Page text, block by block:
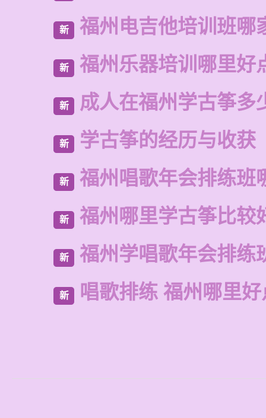
新 福州电吉他培训班哪
新 福州乐器培训哪里好
新 成人在福州学古筝多
新 学古筝的经历与收获
新 福州唱歌年会排练班
新 福州哪里学古筝比较
新 福州学唱歌年会排练
新 唱歌排练 福州哪里好